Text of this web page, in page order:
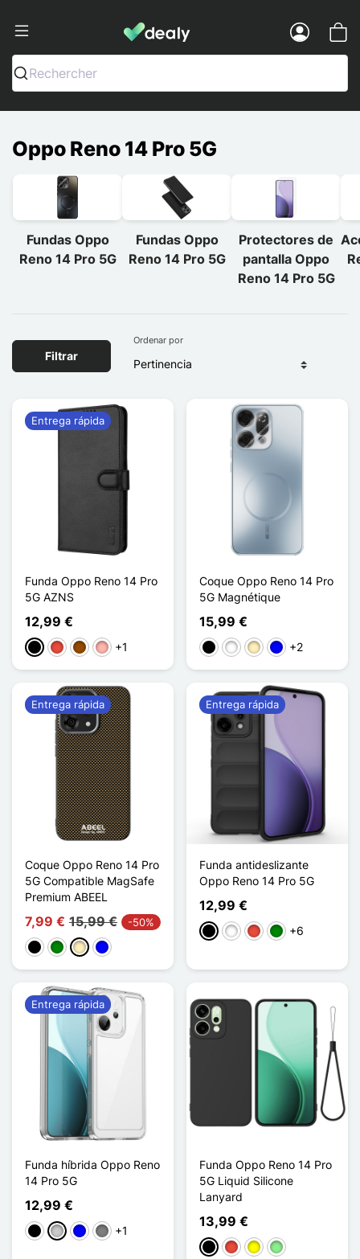
Dealy - Fundas y accesorios para
Rechercher
Oppo Reno 14 Pro 5G
Fundas Oppo
Reno 14 Pro 5G
Fundas Oppo
Reno 14 Pro 5G
Protectores de
pantalla Oppo
Reno 14 Pro 5G
Filtrar
Ordenar por
Funda Oppo Reno 14 Pro
5G AZNS
12,99 €
NegroRojoMarrónOro rosa
+1
Entrega rápida
Coque Oppo Reno 14 Pro
5G Magnétique
15,99 €
NegroBlanco
Oro Azul+2
Coque Oppo Reno 14 Pro
5G Compatible MagSafe
Premium ABEEL
7,99 € 15,99 € -50%
NegroVerdeOro Azul
Entrega rápida
Funda antideslizante
Oppo Reno 14 Pro 5G
12,99 €
NegroBlancoRojoVerde
+6
Entrega rápida
Funda híbrida Oppo Reno
14 Pro 5G
12,99 €
NegroTransparente
AzulGris Transparent
+1
Entrega rápida
Funda Oppo Reno 14 Pro
5G Liquid Silicone
Lanyard
13,99 €
NegroRojoAmarilloVerde claro